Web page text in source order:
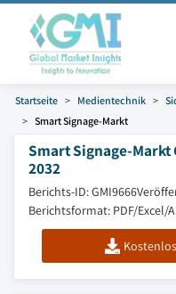
Startseite Medientechnik
Smart Signage-Markt
Smart Signage-Markt
2032
Berichts-ID: GMI9666
Berichtsformat: PDF/